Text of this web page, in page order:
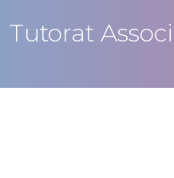
Tutorat